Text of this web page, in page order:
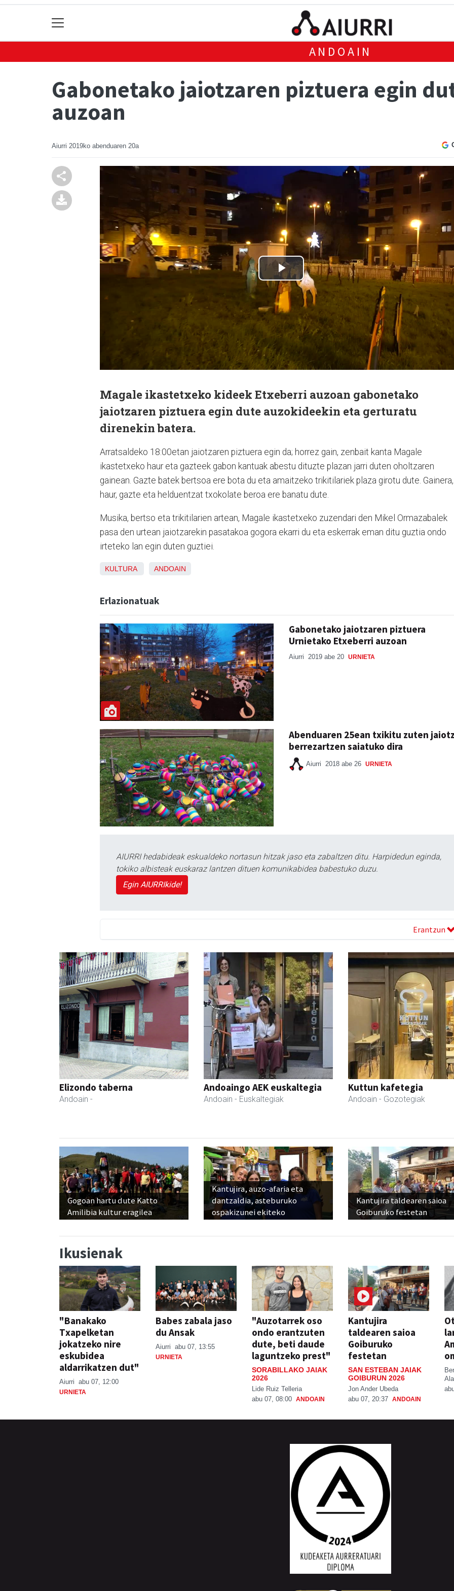
ANDOAIN
Gabonetako jaiotzaren piztuera egin
auzoan
Aiurri 2019ko abenduaren 20a
Magale ikastetxeko kideek Etxeberri auzoan gabonetako
jaiotzaren piztuera egin dute auzokideekin eta gerturatu
direnekin batera.
Arratsaldeko 18:00etan jaiotzaren piztuera egin da; horrez gain, zenbait kanta Magale
ikastetxeko haur eta gazteek gabon kantuak abestu dituzte plazan jarri duten oholtzaren
gainean. Gazte batek bertsoa ere bota du eta amaitzeko trikitilariek plaza girotu dute. Gainera,
haur, gazte eta helduentzat txokolate beroa ere banatu dute.
Musika, bertso eta trikitilarien artean, Magale ikastetxeko zuzendari den Mikel Ormazabalek
pasa den urtean jaiotzarekin pasatakoa gogora ekarri du eta eskerrak eman ditu guztia ondo
irteteko lan egin duten guztiei.
KULTURA ANDOAIN
Erlazionatuak
Gabonetako jaiotzaren piztuera
Urnietako Etxeberri auzoan
Aiurri 2019 abe 20 URNIETA
Abenduaren 25ean txikitu zuten
berrezartzen saiatuko dira
Aiurri 2018 abe 26 URNIETA
AIURRI hedabideak eskualdeko nortasun hitzak jaso eta zabaltzen ditu. Harpidedun eginda,
tokiko albisteak euskaraz lantzen dituen komunikabidea babestuko duzu.
Egin AIURRIkide!
Erantzun
Elizondo taberna
Andoain -
Andoaingo AEK euskaltegia
Andoain - Euskaltegiak
Kuttun kafetegia
Andoain - Gozotegiak
Gogoan hartu dute Katto
Amilibia kultur eragilea
Kantujira, auzo-afaria eta
dantzaldia, asteburuko
ospakizunei ekiteko
Kantujira taldearen saioa
Goiburuko festetan
Ikusienak
"Banakako
Txapelketan
jokatzeko nire
eskubidea
aldarrikatzen dut"
Aiurri abu 07, 12:00
URNIETA
Babes zabala jaso
du Ansak
Aiurri abu 07, 13:55
URNIETA
"Auzotarrek oso
ondo erantzuten
dute, beti daude
laguntzeko prest"
SORABILLAKO JAIAK
2026
Lide Ruiz Telleria
abu 07, 08:00 ANDOAIN
Kantujira
taldearen saioa
Goiburuko
festetan
SAN ESTEBAN JAIAK
GOIBURUN 2026
Jon Ander Ubeda
abu 07, 20:37 ANDOAIN